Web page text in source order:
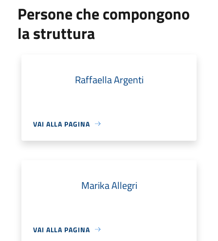
Persone che compongono
la struttura
Raffaella Argenti
VAI ALLA PAGINA
Marika Allegri
VAI ALLA PAGINA